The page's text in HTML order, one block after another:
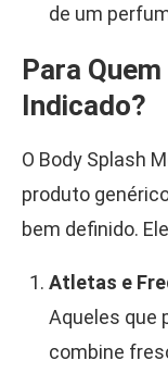
de um
Para
Indicado?
O Body Splash
produto
bem definido.
Atletas e
Aqueles que
combine